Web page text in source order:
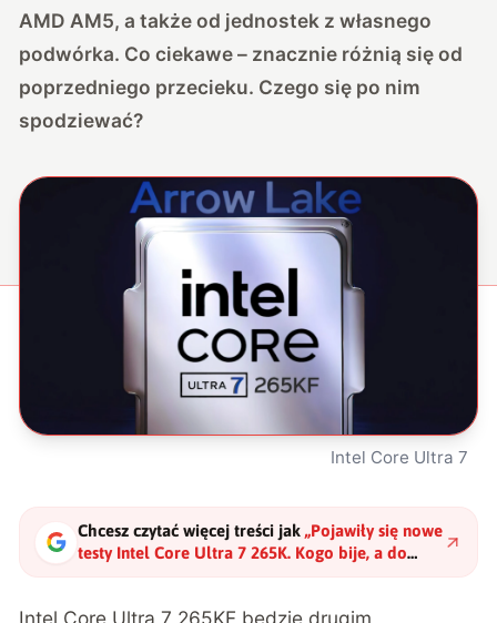
AMD AM5, a także od jednostek z własnego
podwórka. Co ciekawe – znacznie różnią się od
poprzedniego przecieku. Czego się po nim
spodziewać?
Intel Core Ultra 7
Chcesz czytać więcej treści jak „Pojawiły się nowe
testy Intel Core Ultra 7 265K. Kogo bije, a do
kogo mu daleko?"?
Intel Core Ultra 7 265KF będzie drugim